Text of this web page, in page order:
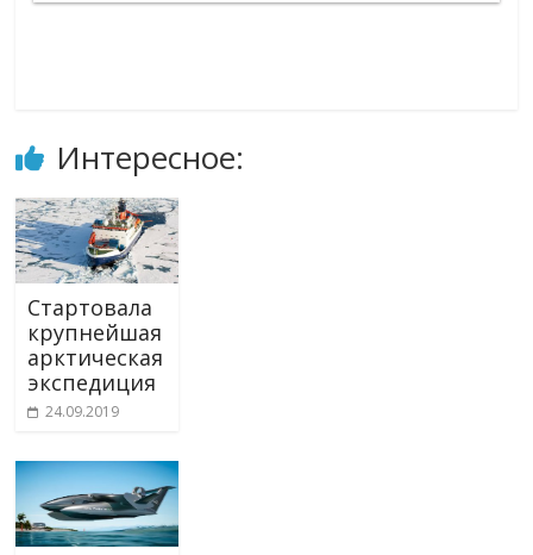
Интересное:
Стартовала
крупнейшая
арктическая
экспедиция
24.09.2019